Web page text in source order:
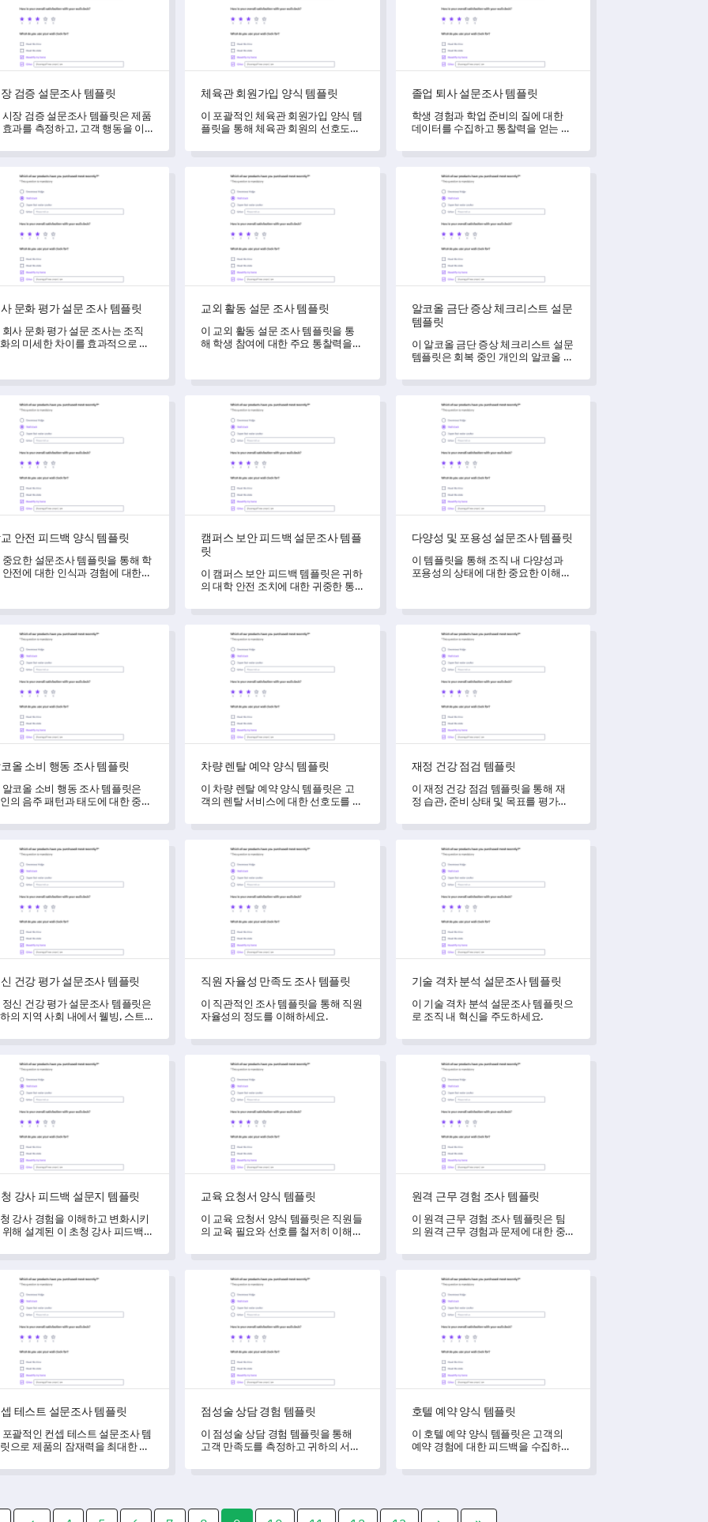
검증 설문조사 템플릿
시장 검증 설문조사 템플릿은 제품
효과를 측정하고, 고객 행동을 이
데 도움을 줍니다.
체육관 회원가입 양식 템플릿
이 포괄적인 체육관 회원가입 양식 템
플릿을 통해 체육관 회원의 선호도와
졸업 퇴사 설문조사 템플릿
학생 경험과 학업 준비의 질에 대한
데이터를 수집하고 통찰력을 얻는 데
설문조사 템플릿으로 지속적인 개선
문화 평가 설문 조사 템플릿
문화 평가 설문 조사 템플릿
회사 문화 평가 설문 조사는 조직
의 미세한 차이를 효과적으로 측
교외 활동 설문 조사 템플릿
교외 활동 설문 조사 템플릿
이 교외 활동 설문 조사 템플릿을 통
해 학생 참여에 대한 주요 통찰력을
알코올 금단 증상 체크리스트 설문 템플릿
알코올 금단 증상 체크리스트 설문
템플릿
이 알코올 금단 증상 체크리스트 설문
템플릿은 회복 중인 개인의 알코올 금
다.
안전 피드백 양식 템플릿
안전 피드백 양식 템플릿
중요한 설문조사 템플릿을 통해 학
안전에 대한 인식과 경험에 대한
캠퍼스 보안 피드백 설문조사 템플릿
캠퍼스 보안 피드백 설문조사 템플
릿
이 캠퍼스 보안 피드백 템플릿은 귀하
의 대학 안전 조치에 대한 귀중한 통
다양성 및 포용성 설문조사 템플릿
다양성 및 포용성 설문조사 템플릿
이 템플릿을 통해 조직 내 다양성과
포용성의 상태에 대한 중요한 이해를
올 소비 행동 조사 템플릿
올 소비 행동 조사 템플릿
알코올 소비 행동 조사 템플릿은
의 음주 패턴과 태도에 대한 중요
차량 렌탈 예약 양식 템플릿
차량 렌탈 예약 양식 템플릿
이 차량 렌탈 예약 양식 템플릿은 고
객의 렌탈 서비스에 대한 선호도를 파
록 도와줍니다.
재정 건강 점검 템플릿
재정 건강 점검 템플릿
이 재정 건강 점검 템플릿을 통해 재
정 습관, 준비 상태 및 목표를 평가할
건강 평가 설문조사 템플릿
건강 평가 설문조사 템플릿
정신 건강 평가 설문조사 템플릿은
의 지역 사회 내에서 웰빙, 스트
정신 건강 인식 및 전략을 추진할
직원 자율성 만족도 조사 템플릿
직원 자율성 만족도 조사 템플릿
이 직관적인 조사 템플릿을 통해 직원
자율성의 정도를 이해하세요.
기술 격차 분석 설문조사 템플릿
기술 격차 분석 설문조사 템플릿
이 기술 격차 분석 설문조사 템플릿으
로 조직 내 혁신을 주도하세요.
강사 피드백 설문지 템플릿
강사 피드백 설문지 템플릿
강사 경험을 이해하고 변화시키
위해 설계된 이 초청 강사 피드백
하세요.
교육 요청서 양식 템플릿
교육 요청서 양식 템플릿
이 교육 요청서 양식 템플릿은 직원들
의 교육 필요와 선호를 철저히 이해할
화하고 개발하며 계획하는 데 도움을
원격 근무 경험 조사 템플릿
원격 근무 경험 조사 템플릿
이 원격 근무 경험 조사 템플릿은 팀
의 원격 근무 경험과 문제에 대한 중
줍니다.
테스트 설문조사 템플릿
테스트 설문조사 템플릿
포괄적인 컨셉 테스트 설문조사 템
으로 제품의 잠재력을 최대한 발
점성술 상담 경험 템플릿
점성술 상담 경험 템플릿
이 점성술 상담 경험 템플릿을 통해
고객 만족도를 측정하고 귀하의 서비
지 이해할 수 있습니다.
호텔 예약 양식 템플릿
호텔 예약 양식 템플릿
이 호텔 예약 양식 템플릿은 고객의
예약 경험에 대한 피드백을 수집하여
는 데 도움을 줍니다.